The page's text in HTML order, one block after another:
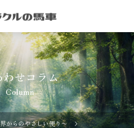
せコラム
Column
からのやさしい便り〜 スピリチュアル